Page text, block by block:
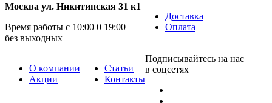
Москва ул. Никитинская 31 к1
Время работы с 10:00 0 19:00
без выходных
Доставка
Оплата
О компании
Акции
Статьи
Контакты
Подписывайтесь на нас
в соцсетях